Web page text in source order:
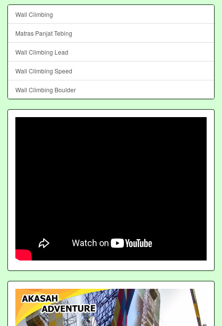
Wall Climbing
Matras Panjat Tebing
Wall Climbing Lead
Wall Climbing Speed
Wall Climbing Boulder